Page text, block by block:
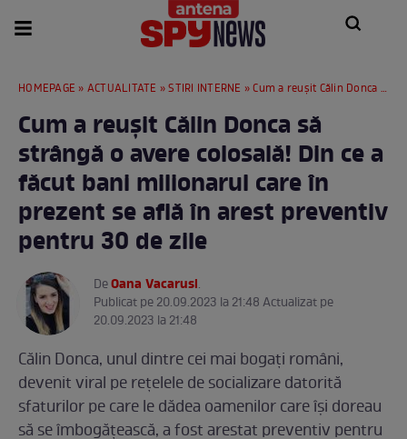
HOMEPAGE » ACTUALITATE »STIRI INTERNE » Cum a reușit Călin Donca să strângă o avere colosală! Din ce a făcut bani milionarul care în prezent se află în arest preventiv pentru 30 de zile
Cum a reușit Călin Donca să
strângă o avere colosală! Din ce a
făcut bani milionarul care în
prezent se află în arest preventiv
pentru 30 de zile
DeOana Vacarusi.
Publicat pe 20.09.2023 la 21:48 Actualizat pe
20.09.2023 la 21:48
Călin Donca, unul dintre cei mai bogați români,
devenit viral pe rețelele de socializare datorită
sfaturilor pe care le dădea oamenilor care își doreau
să se îmbogățească, a fost arestat preventiv pentru